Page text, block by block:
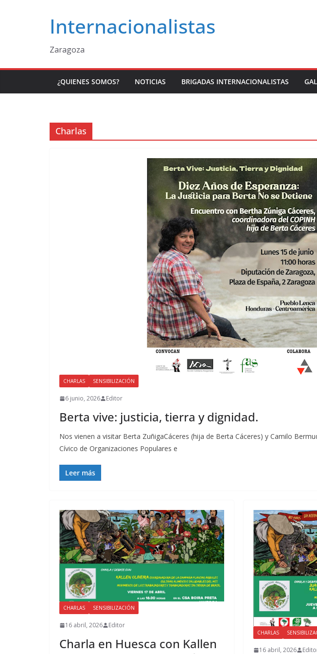
Internacionalistas
Zaragoza
¿QUIENES SOMOS? NOTICIAS BRIGADAS INTERNACIONALISTAS
Charlas
CHARLAS SENSIBILIZACIÓN
6 junio, 2026 Editor
Berta vive: justicia, tierra y dignidad.
Nos vienen a visitar Berta ZuñigaCáceres (hija de Berta Cáceres) y Camilo
Cívico de Organizaciones Populares e
Leer más
CHARLAS SENSIBILIZACIÓN
16 abril, 2026 Editor
Charla en Huesca con Kallen
CHARLAS
16 abril, 2026